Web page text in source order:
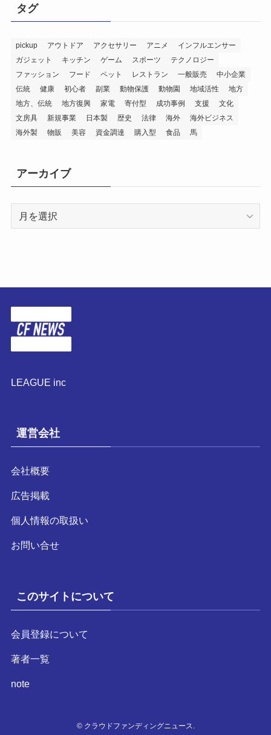
別
功
事
例
集
タグ
pickup アウトドア アクセサリー アニメ
インフルエンサー
ガジェット
キッチン ゲーム スポーツ
テクノロジー
ファッション
フード ペット レストラン 一般販売
中小企業
伝統
健康 初心者 副業 動物保護 動物園 地域活性
地方
地方、伝統
地方復興 家電 寄付型 成功事例 支援
文化
文房具
新規事業 日本製 歴史 法律 海外
海外ビジネス
海外製
物販 美容 資金調達 購入型 食品 馬
アーカイブ
LEAGUE inc
運営会社
会社概要
広告掲載
個人情報の取扱い
お問い合せ
このサイトについて
会員登録について
著者一覧
note
©クラウドファンディングニュース.